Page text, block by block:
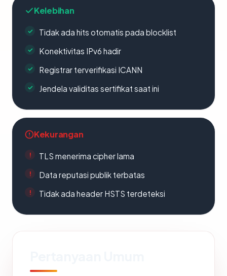
Kelebihan
Tidak ada hits otomatis pada blocklist
Konektivitas IPv6 hadir
Registrar terverifikasi ICANN
Jendela validitas sertifikat saat ini
Kekurangan
TLS menerima cipher lama
Data reputasi publik terbatas
Tidak ada header HSTS terdeteksi